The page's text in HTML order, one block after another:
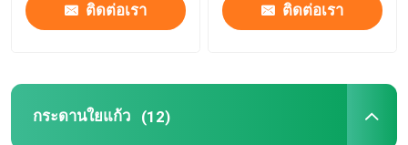
ติดต่อเรา ติดต่อเรา
กระดานใยแก้ว (12)